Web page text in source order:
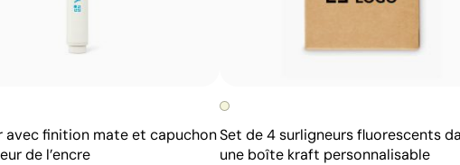
avec finition mate et capuchon
de l’encre
Set de 4 surligneurs fluorescents
une boîte kraft personnalisable